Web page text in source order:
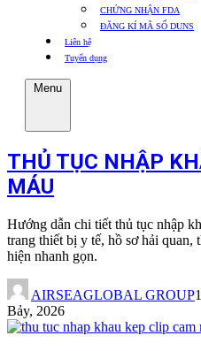
CHỨNG NHẬN FDA
ĐĂNG KÍ MÃ SỐ DUNS
Liên hệ
Tuyển dụng
Menu
THỦ TỤC NHẬP
MÁU
Hướng dẫn chi tiết thủ tục nhập
trang thiết bị y tế, hồ sơ hải
hiện nhanh gọn.
AIRSEAGLOBAL GROUP
Bảy, 2026